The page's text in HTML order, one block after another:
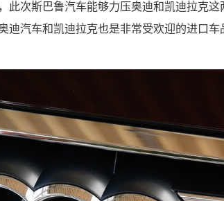
此次斯巴鲁汽车能够力压奥迪和凯迪拉克这
迪汽车和凯迪拉克也是非常受欢迎的进口车